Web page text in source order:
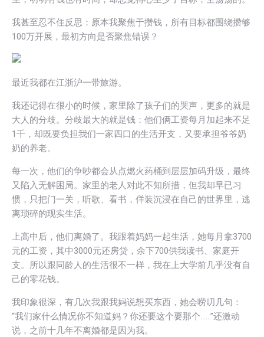
我甚至忍不住反思：原本我聚焦于攒钱，所有目标都围绕攒够
100万开展，最初方向是否聚焦错误？
最近我都在江浙沪一带旅游。
我还记得在很小的时候，家里除了孩子们的哭声，更多的就是
大人的分歧。分歧最大的就是钱：他们俩工资每月加起来不足
1千，却既要负担我们一家四口的生活开支，又要承担爷爷奶
奶的养老。
每一次，他们的争吵都会从点燃火药桶到层层加码升级，最终
又陷入无解困局。家里的老人对此不知所措，但我却早已习
惯，只把门一关，听歌、看书，佯装沉浸在自己的世界里，逃
离琐碎的现实生活。
上高中后，他们离婚了。我跟着妈妈一起生活，她每月拿3700
元的工资，其中3000元还房贷，余下700供我读书、家庭开
支。所以跟同龄人的生活很不一样，我在上大学前几乎没有自
己的零花钱。
我印象很深，有几次我跟我妈说想买东西，她会唠叨几句：
“我们家什么情况你不知道妈？你还要这个要那个……”还激动
说，之前十几年不离婚都是因为我。